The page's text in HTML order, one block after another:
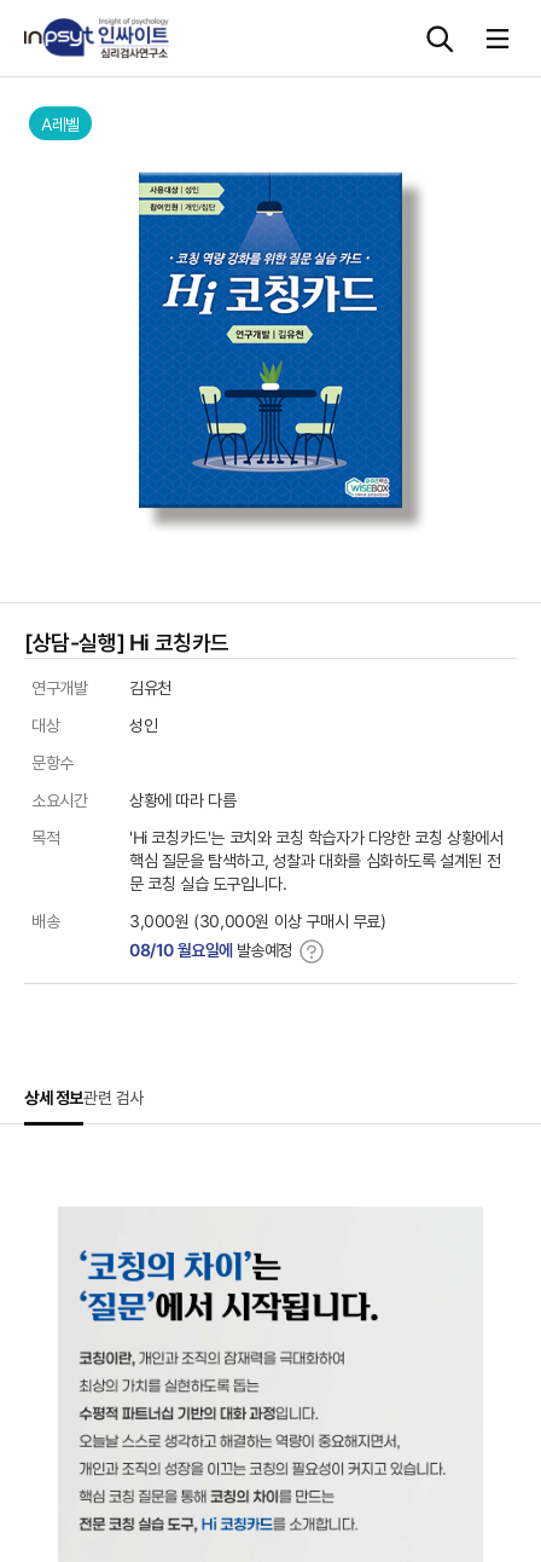
본문으로 바로가기
A레벨
[상담-실행] Hi 코칭카드
상품정보
연구개발
김유천
대상
성인
문항수
소요시간
상황에 따라 다름
목적
'Hi 코칭카드'는 코치와 코칭 학습자가 다양한 코칭 상황에서
핵심 질문을 탐색하고, 성찰과 대화를 심화하도록 설계된 전
문 코칭 실습 도구입니다.
배송
3,000원 (30,000원 이상 구매시 무료)
08/10 월요일에 발송예정
상세 정보관련 검사